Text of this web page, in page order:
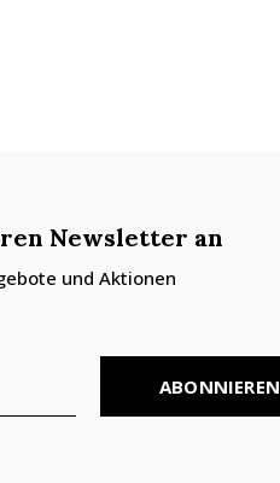
Newsletter an
und Aktionen
ABONNIEREN